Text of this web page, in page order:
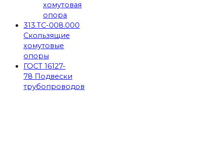
хомутовая
опора
313.ТС-008.000
Скользящие
хомутовые
опоры
ГОСТ 16127-
78 Подвески
трубопроводов